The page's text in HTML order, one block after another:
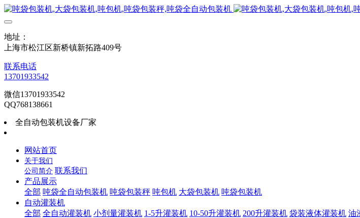
地址：
上海市松江区新桥镇新拓路409号
联系电话
13701933542
微信13701933542
QQ768138661
全自动包装机设备厂家
网站首页
关于我们
公司简介 联系我们
产品展示
全部 吨袋全自动包装机 吨袋包装秤 吨包机 大袋包装机 吨袋包装机
自动灌装机
全部 全自动灌装机 小剂量灌装机 1-5升灌装机 10-50升灌装机 200升灌装机 袋装液体灌装机 油